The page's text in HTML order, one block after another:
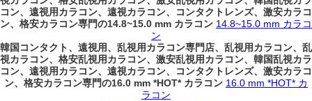
コン、遠視用カラコン、遠視カラコン、コンタクトレンズ、激安カラコ
ン、格安カラコン専門の14.8~15.0 mm カラコン 14.8~15.0 mm カラコ
ン
韓国コンタクト、遠視用、乱視用カラコン専門店、乱視用カラコン、乱
視カラコン、格安乱視用カラコン、激安乱視用カラコン、韓国乱視カラ
コン、遠視用カラコン、遠視カラコン、コンタクトレンズ、激安カラコ
ン、格安カラコン専門の16.0 mm *HOT* カラコン 16.0 mm *HOT* カ
ラコン